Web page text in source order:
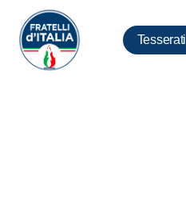
Tesserati